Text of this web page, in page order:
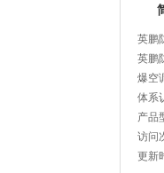
英鹏
英鹏
爆空
体系
产品
访问
更新